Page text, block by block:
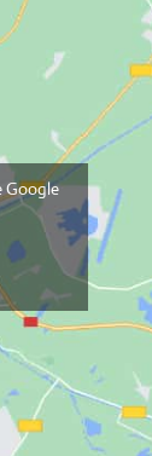
Google